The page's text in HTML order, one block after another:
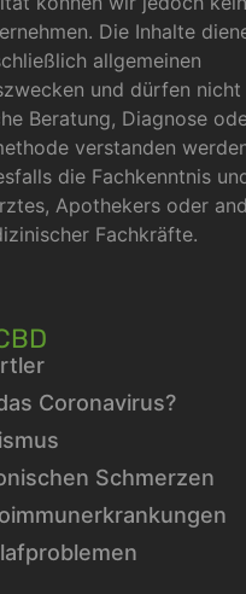
Die Inhalte
allgemeinen
und dürfen nicht
Beratung, Diagnose
verstanden
die Fachkenntnis
Apothekers oder
Fachkräfte.
Coronavirus?
Schmerzen